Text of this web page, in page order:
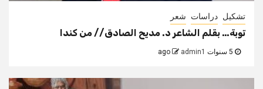
تشكيل دراسات شعر
توبة… بقلم الشاعر د. مديح الصادق// من كندا
admin1